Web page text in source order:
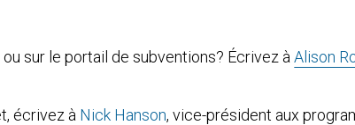
sur le portail de subventions? Écrivez àAlison
écrivez à Nick Hanson, vice-président aux